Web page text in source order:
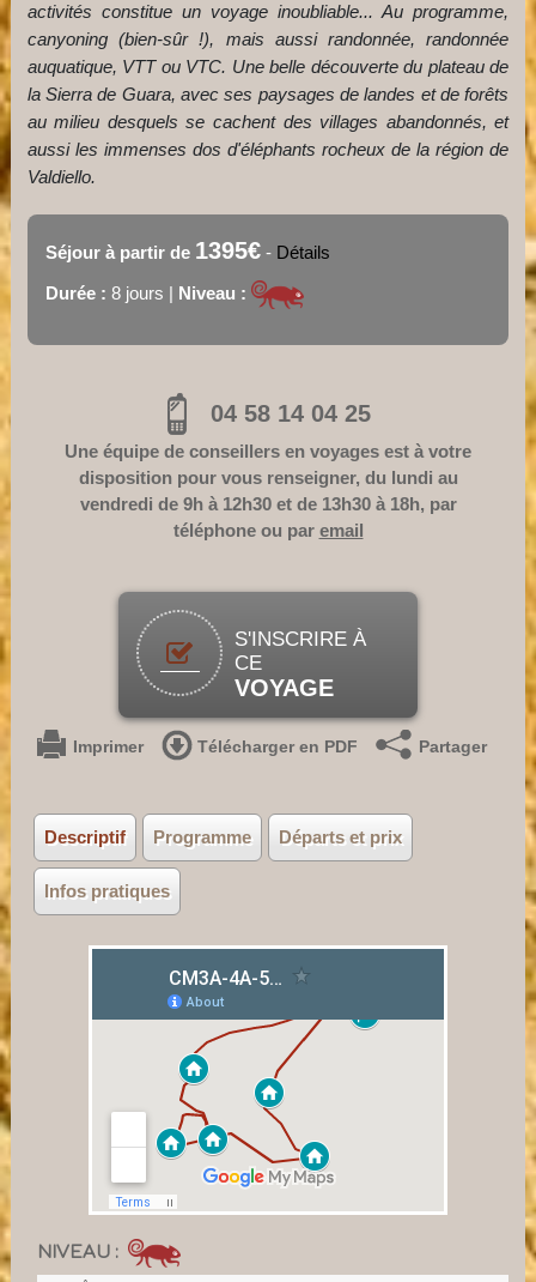
activités constitue un voyage inoubliable... Au programme,
canyoning (bien-sûr !), mais aussi randonnée, randonnée
auquatique, VTT ou VTC. Une belle découverte du plateau de
la Sierra de Guara, avec ses paysages de landes et de forêts
au milieu desquels se cachent des villages abandonnés, et
aussi les immenses dos d'éléphants rocheux de la région de
Valdiello.
Séjour à partir de 1395€- Détails
Durée : 8 jours | Niveau :
04 58 14 04 25
Une équipe de conseillers en voyages est à votre
disposition pour vous renseigner, du lundi au
vendredi de 9h à 12h30 et de 13h30 à 18h, par
téléphone ou par email
S'INSCRIRE À
CE
VOYAGE
Imprimer Télécharger en PDF Partager
Descriptif Programme Départs et prix
Infos pratiques
NIVEAU :